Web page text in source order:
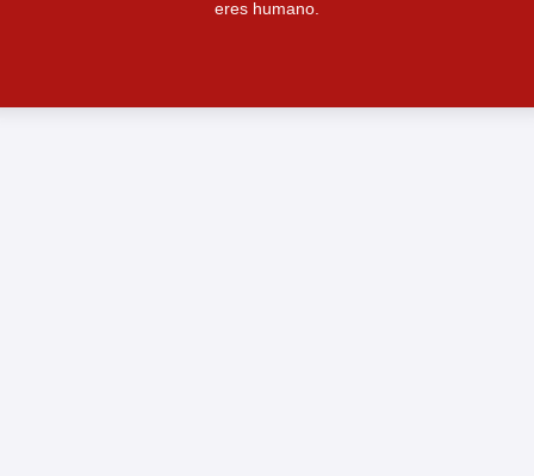
eres humano.